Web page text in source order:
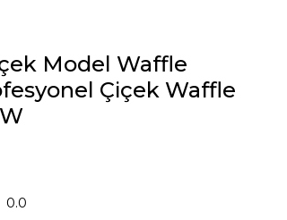
Model Waffle
Çiçek Waffle
0.0